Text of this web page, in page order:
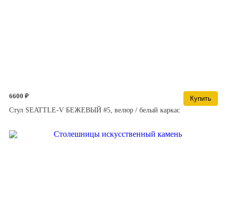
6600 ₽
Купить
Стул SEATTLE-V БЕЖЕВЫЙ #5, велюр / белый каркас